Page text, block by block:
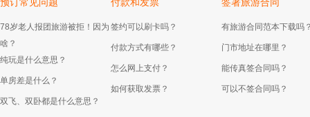
78岁老人报团旅游被拒！因为
啥？
纯玩是什么意思？
单房差是什么？
双飞、双卧都是什么意思？
签约可以刷卡吗？
付款方式有哪些？
怎么网上支付？
如何获取发票？
有旅游合同范本下载吗
门市地址在哪里？
能传真签合同吗？
可以不签合同吗？